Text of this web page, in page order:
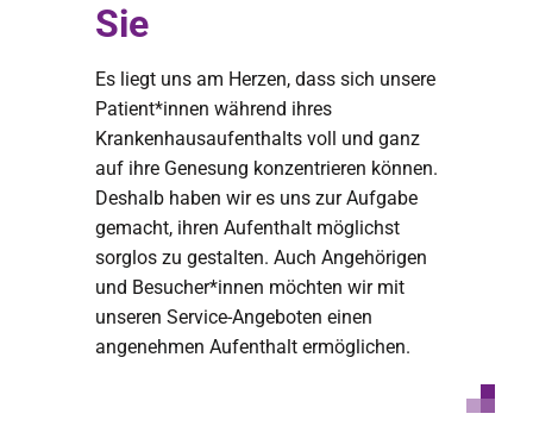
Sie
Es liegt uns am Herzen, dass sich unsere
Patient*innen während ihres
Krankenhausaufenthalts voll und ganz
auf ihre Genesung konzentrieren können.
Deshalb haben wir es uns zur Aufgabe
gemacht, ihren Aufenthalt möglichst
sorglos zu gestalten. Auch Angehörigen
und Besucher*innen möchten wir mit
unseren Service-Angeboten einen
angenehmen Aufenthalt ermöglichen.